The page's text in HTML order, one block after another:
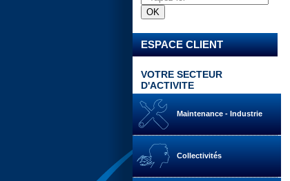
ESPACE CLIENT
VOTRE SECTEUR
D'ACTIVITE
Maintenance - Industrie
Collectivités